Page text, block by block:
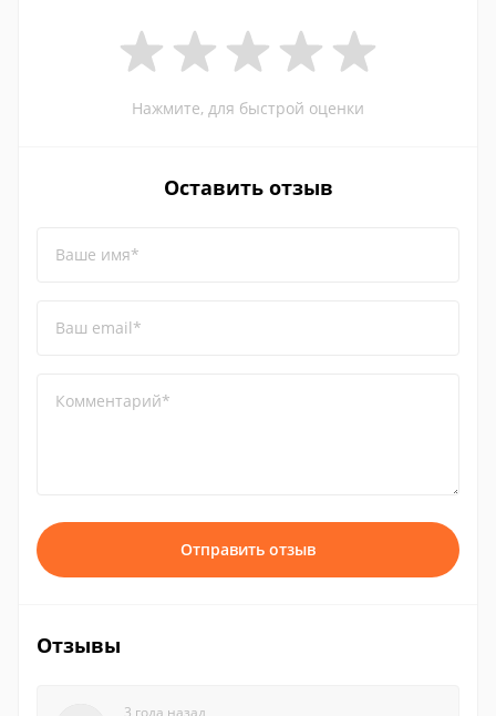
Нажмите, для быстрой оценки
Оставить отзыв
Ваше имя*
Ваш email*
Комментарий*
Отправить отзыв
Отзывы
3 года назад